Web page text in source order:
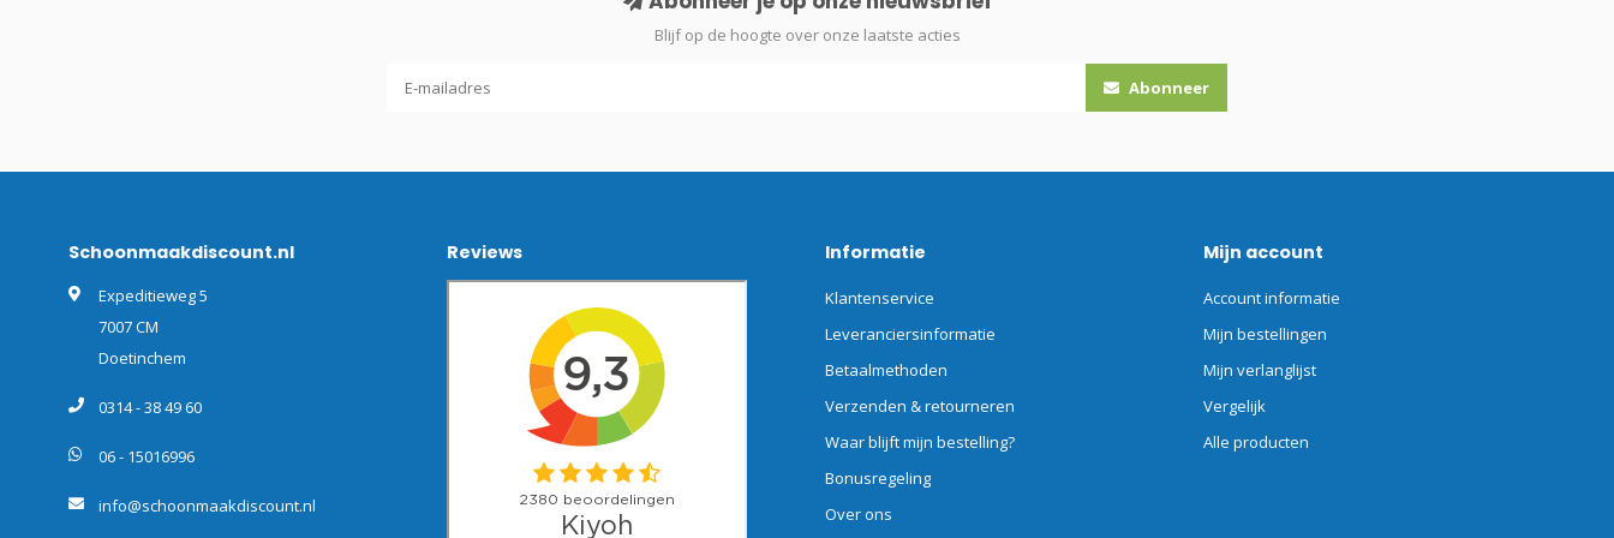
Blijf op de hoogte over onze laatste acties
Abonneer
Schoonmaakdiscount.nl
Expeditieweg 5
7007 CM
Doetinchem
0314 - 38 49 60
06 - 15016996
info@schoonmaakdiscount.nl
Reviews Informatie
Klantenservice
Leveranciersinformatie
Betaalmethoden
Verzenden & retourneren
Waar blijft mijn bestelling?
Bonusregeling
Over ons
Mijn account
Account informatie
Mijn bestellingen
Mijn verlanglijst
Vergelijk
Alle producten